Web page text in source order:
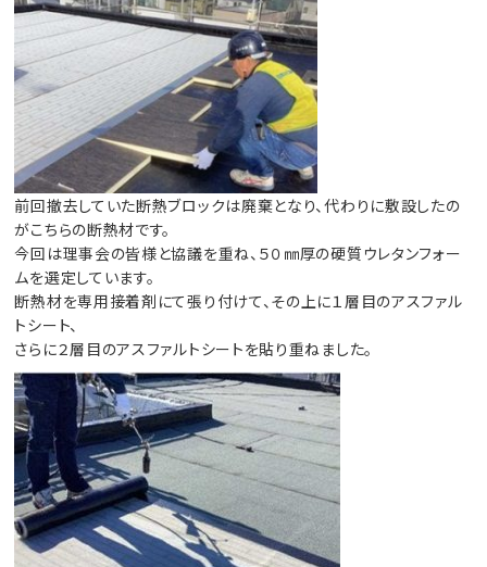
前回撤去していた断熱ブロックは廃棄となり、代わりに敷設したの
がこちらの断熱材です。
今回は理事会の皆様と協議を重ね、５０㎜厚の硬質ウレタンフォー
ムを選定しています。
断熱材を専用接着剤にて張り付けて、その上に１層目のアスファル
トシート、
さらに２層目のアスファルトシートを貼り重ねました。